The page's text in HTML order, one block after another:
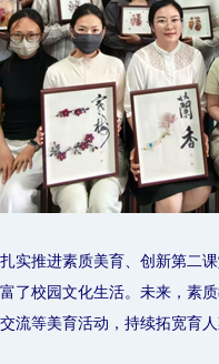
实推进素质美育、创新第二
了校园文化生活。未来，素
流等美育活动，持续拓宽育